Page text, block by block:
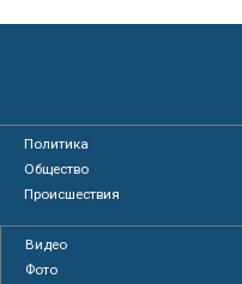
Политика
Общество
Происшествия
Видео
Фото